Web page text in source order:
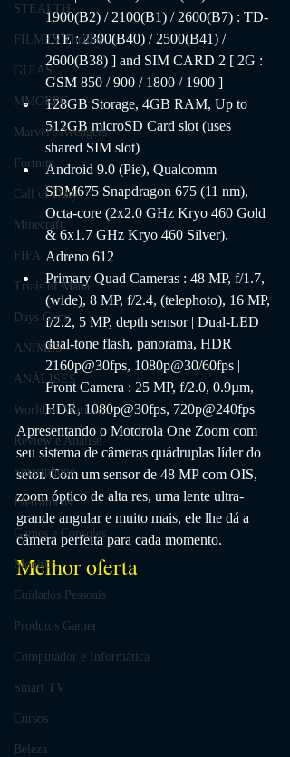
STEALTH
FILMES Thriller
GUIAS
MMORPG
Marvel's Avengers
Fortnite
Call of Duty
Minecraft
FIFA
Trials of Mana
Days Gone
ANIMES
ANÁLISES
World of Warcraft
Review e Análise
Smartphone
Eletrônicos
Games e Consoles
Monitor
Cuidados Pessoais
Produtos Gamer
Computador e Informática
Smart TV
Cursos
Beleza
1900(B2) / 2100(B1) / 2600(B7) : TD-
LTE : 2300(B40) / 2500(B41) /
2600(B38) ] and SIM CARD 2 [ 2G :
GSM 850 / 900 / 1800 / 1900 ]
128GB Storage, 4GB RAM, Up to
512GB microSD Card slot (uses
shared SIM slot)
Android 9.0 (Pie), Qualcomm
SDM675 Snapdragon 675 (11 nm),
Octa-core (2x2.0 GHz Kryo 460 Gold
& 6x1.7 GHz Kryo 460 Silver),
Adreno 612
Primary Quad Cameras : 48 MP, f/1.7,
(wide), 8 MP, f/2.4, (telephoto), 16 MP,
f/2.2, 5 MP, depth sensor | Dual-LED
dual-tone flash, panorama, HDR |
2160p@30fps, 1080p@30/60fps |
Front Camera : 25 MP, f/2.0, 0.9µm,
HDR, 1080p@30fps, 720p@240fps
Apresentando o Motorola One Zoom com
seu sistema de câmeras quádruplas líder do
setor. Com um sensor de 48 MP com OIS,
zoom óptico de alta res, uma lente ultra-
grande angular e muito mais, ele lhe dá a
câmera perfeita para cada momento.
Melhor oferta